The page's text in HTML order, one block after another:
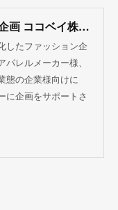
売れるファッション企画 ココベイ株式会社
したファッション企
レルメーカー様、
態の企業様向けに
に企画をサポートさ